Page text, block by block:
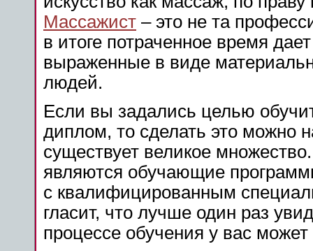
Массажист – это не та
в итоге потраченное время
выраженные в виде
людей.
Если вы задались целью
диплом, то сделать это можно
существует великое
являются обучающие
с квалифицированным
гласит, что лучше один раз
процессе обучения у вас